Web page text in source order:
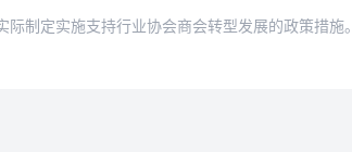
持行业协会商会转型发展的政策措施。落实相关税收优惠政策